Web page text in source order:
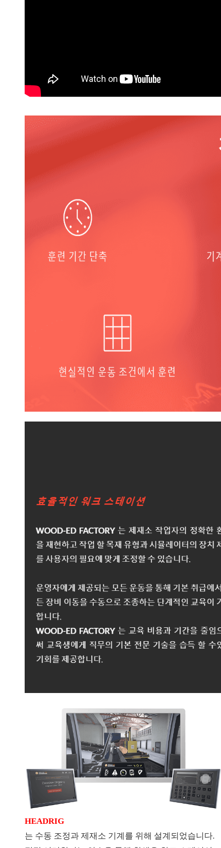
HEADRIG
는 수동 조정과 제재소 기계를 위해 설계되었습니다.